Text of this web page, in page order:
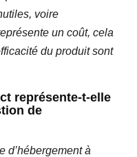
voire
un coût, cela
du produit sont
représente-t-elle
de
d’hébergement à